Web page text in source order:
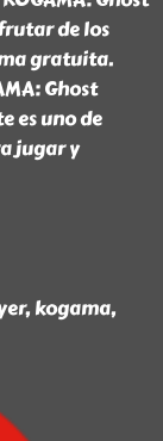
de los
gratuita.
Ghost
es uno de
jugar y
kogama,